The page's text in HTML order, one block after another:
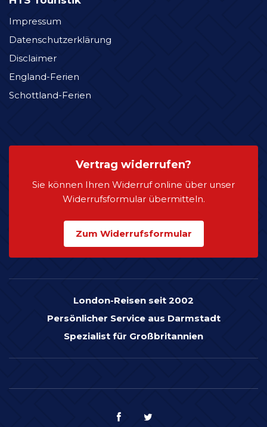
Impressum
Datenschutzerklärung
Disclaimer
England-Ferien
Schottland-Ferien
Vertrag widerrufen?
Sie können Ihren Widerruf online über unser
Widerrufsformular übermitteln.
Zum Widerrufsformular
London-Reisen seit 2002
Persönlicher Service aus Darmstadt
Spezialist für Großbritannien